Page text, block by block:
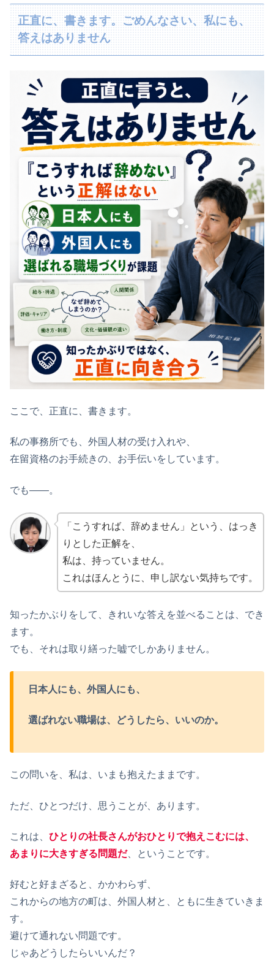
正直に、書きます。ごめんなさい、私にも、
答えはありません
ここで、正直に、書きます。
私の事務所でも、外国人材の受け入れや、
在留資格のお手続きの、お手伝いをしています。
でも――。
「こうすれば、辞めません」という、はっき
りとした正解を、
私は、持っていません。
これはほんとうに、申し訳ない気持ちです。
知ったかぶりをして、きれいな答えを並べることは、でき
ます。
でも、それは取り繕った嘘でしかありません。
日本人にも、外国人にも、
選ばれない職場は、 どうしたら、いいのか。
この問いを、私は、いまも抱えたままです。
ただ、ひとつだけ、思うことが、あります。
これは、 ひとりの社長さんがおひとりで抱えこむには、
あまりに大きすぎる問題だ、ということです。
好むと好まざると、かかわらず、
これからの地方の町は、外国人材と、ともに生きていきま
す。
避けて通れない問題です。
じゃあどうしたらいいんだ？